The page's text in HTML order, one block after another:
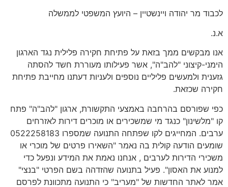
לכבוד מר יהודה ויינשטיין – היועץ המשפטי לממשלה
א.נ.
אנו מבקשים ממך בזאת על פתיחת חקירה פלילית נגד הארגון
הימני-קיצוני "להב"ה", אשר פעילותו מעוררת חשד להסתה
גזענית ולמעשים פליליים נוספים ולעניות דעתנו מחייבת פתיחת
חקירה שכזאת.
כפי שפורסם בהרחבה באמצעי התקשורת, ארגון "להב"ה" פתח
קו "מלשינון" כנגד מי שמשכירים או מוכרים דירות לאזרחים
ערבים. המחייגים לקו שפתחה התנועה שמספרו 0522258183
שומעים הודעה קולית בה נאמר "השאירו פרטים של מוכרי או
משכירי הדירות לערבים , אנחנו נאמת את המידע ונפעל כדי
למנוע את האסון". פעיל בתנועה שהזדהה בשם הפרטי "בנצי"
אמר לאתר החדשות של "מעריב" כי התנועה מתכוונת לפרסם